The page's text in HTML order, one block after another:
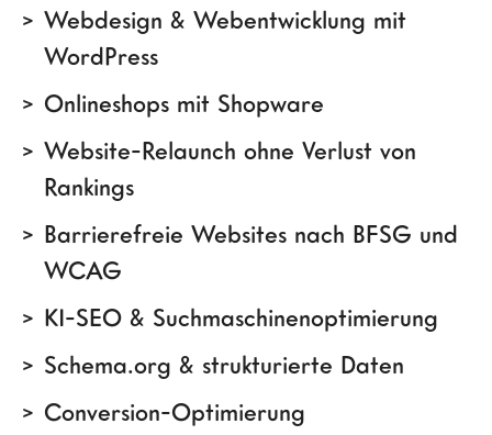
Webdesign & Webentwicklung mit
WordPress
Onlineshops mit Shopware
Website-Relaunch ohne Verlust von
Rankings
Barrierefreie Websites nach BFSG und
WCAG
KI-SEO & Suchmaschinenoptimierung
Schema.org & strukturierte Daten
Conversion-Optimierung